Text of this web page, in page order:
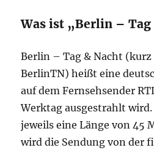
Was ist „Berlin – Tag
Berlin – Tag & Nacht (kurz
BerlinTN) heißt eine
auf dem Fernsehsender
Werktag ausgestrahlt
jeweils eine Länge von 45
wird die Sendung von der